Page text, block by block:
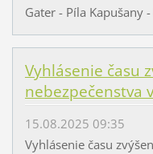
Gater - Píla Kapušany
Vyhlásenie času
nebezpečenstva
15.08.2025 09:35
Vyhlásenie času